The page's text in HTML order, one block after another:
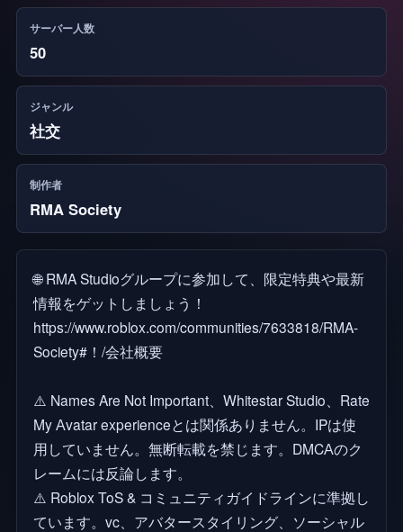
サーバー人数
50
ジャンル
社交
制作者
RMA Society
🌐 RMA Studioグループに参加して、限定特典や最新
情報をゲットしましょう！
https://www.roblox.com/communities/7633818/RMA-
Society#！/会社概要
⚠️ Names Are Not Important、Whitestar Studio、Rate
My Аvatar experienceとは関係ありません。IPは使
用していません。無断転載を禁じます。DMCАのク
レームには反論します。
⚠️ Roblox ToS & コミュニティガイドラインに準拠し
ています。vc、アバタースタイリング、ソーシャル